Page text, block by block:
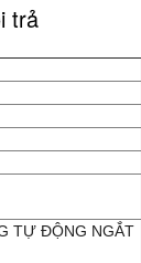
trả
TỰ ĐỘNG NGẮT